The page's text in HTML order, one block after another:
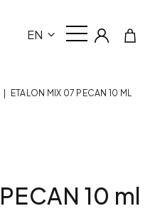
EN
ETALON MIX 07 PECAN 10 ML
10 ml